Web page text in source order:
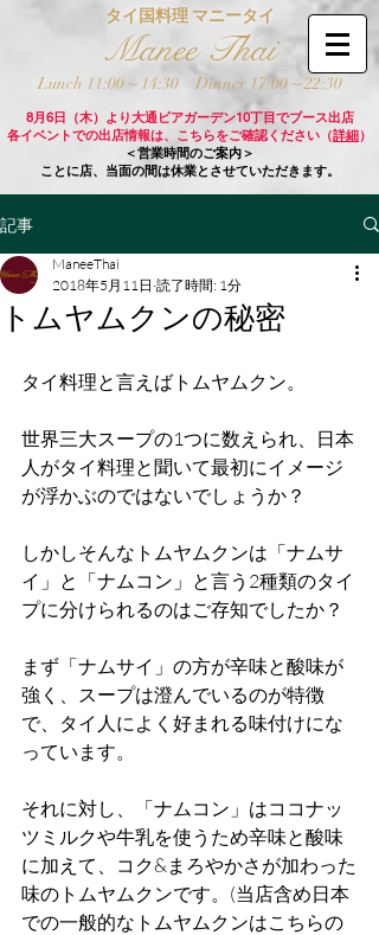
タイ国料理 マニータイ
Manee Thai
Lunch 11:00 ~ 14:30 Dinner 17:00 ~ 22:30
8月6日（木）より大通ビアガーデン10丁目でブース出店
各イベントでの出店情報は、こちらをご確認ください（詳細）
＜営業時間のご案内＞
ことに店、当面の間は休業とさせていただきます。
記事
トムヤムクンの秘密
ManeeThai
2018年5月11日 読了時間: 1分
タイ料理と言えばトムヤムクン。
世界三大スープの1つに数えられ、日本
人がタイ料理と聞いて最初にイメージ
が浮かぶのではないでしょうか？
しかしそんなトムヤムクンは「ナムサ
イ」と「ナムコン」と言う2種類のタイ
プに分けられるのはご存知でしたか？
まず「ナムサイ」の方が辛味と酸味が
強く、スープは澄んでいるのが特徴
で、タイ人によく好まれる味付けにな
っています。
それに対し、「ナムコン」はココナッ
ツミルクや牛乳を使うため辛味と酸味
に加えて、コク&まろやかさが加わった
味のトムヤムクンです。(当店含め日本
での一般的なトムヤムクンはこちらの